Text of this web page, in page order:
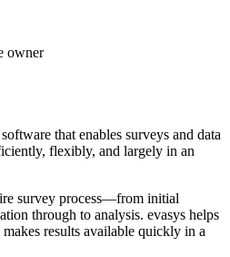
owner
that enables surveys and data
flexibly, and largely in an
survey process—from initial
through to analysis. evasys helps
makes results available quickly in a